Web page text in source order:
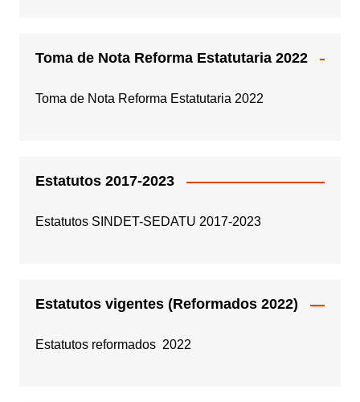
Toma de Nota Reforma Estatutaria 2022
Toma de Nota Reforma Estatutaria 2022
Estatutos 2017-2023
Estatutos SINDET-SEDATU 2017-2023
Estatutos vigentes (Reformados 2022)
Estatutos reformados 2022